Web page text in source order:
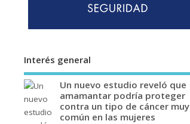
Interés general
Un nuevo estudio reveló que
amamantar podría proteger
contra un tipo de cáncer muy
común en las mujeres